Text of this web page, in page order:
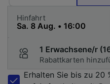
Hinfahrt
1 Erwachsene/r
Rabattkarten
Erhalten Sie bis zu 20